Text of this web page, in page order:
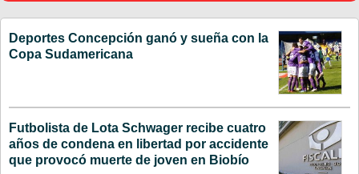
Deportes Concepción ganó y sueña con la
Copa Sudamericana
Futbolista de Lota Schwager recibe cuatro
años de condena en libertad por accidente
que provocó muerte de joven en Biobío